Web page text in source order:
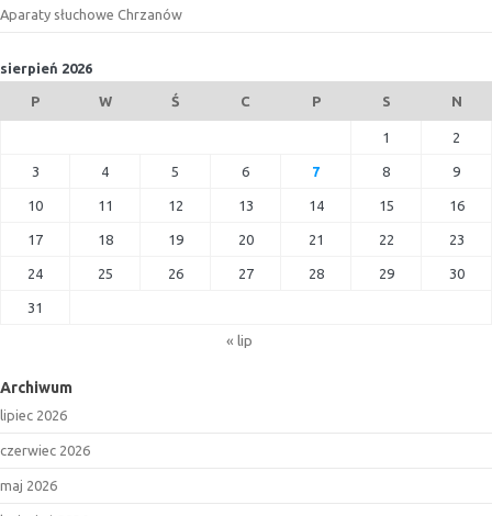
Aparaty słuchowe Chrzanów
sierpień 2026
P W Ś C P S N
1 2
3 4 5 6 7 8 9
10 11 12 13 14 15 16
17 18 19 20 21 22 23
24 25 26 27 28 29 30
31
« lip
Archiwum
lipiec 2026
czerwiec 2026
maj 2026